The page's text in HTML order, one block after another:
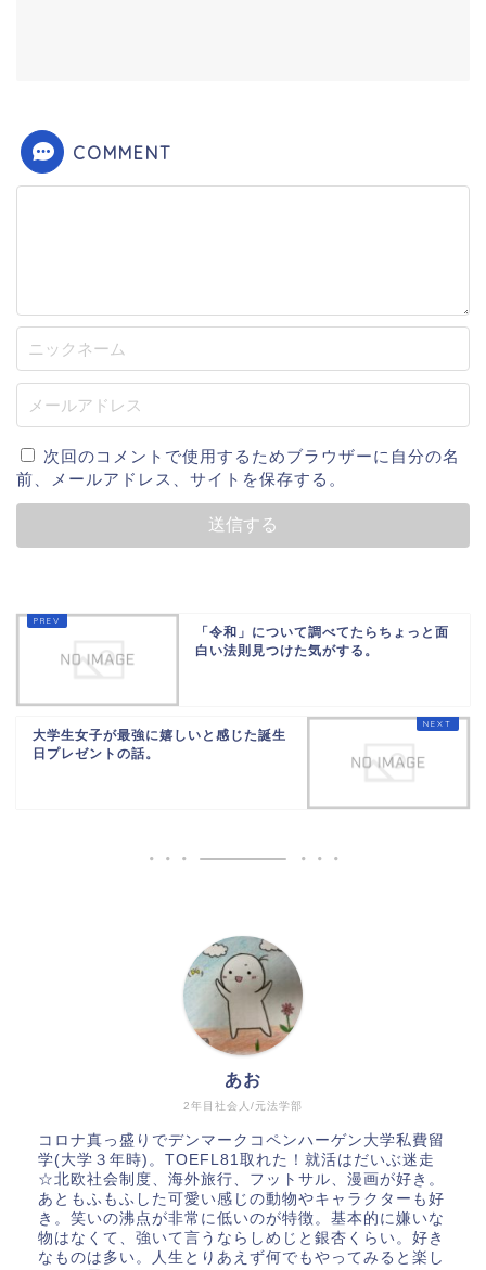
COMMENT
次回のコメントで使用するためブラウザーに自分の名
前、メールアドレス、サイトを保存する。
「令和」について調べてたらちょっと面
白い法則見つけた気がする。
大学生女子が最強に嬉しいと感じた誕生
日プレゼントの話。
2年目社会人/元法学部
あお
コロナ真っ盛りでデンマークコペンハーゲン大学私費留
学(大学３年時)。TOEFL81取れた！就活はだいぶ迷走
☆北欧社会制度、海外旅行、フットサル、漫画が好き。
あともふもふした可愛い感じの動物やキャラクターも好
き。笑いの沸点が非常に低いのが特徴。基本的に嫌いな
物はなくて、強いて言うならしめじと銀杏くらい。好き
なものは多い。人生とりあえず何でもやってみると楽し